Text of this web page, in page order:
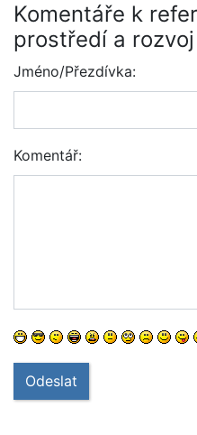
Komentáře k
prostředí a rozvoj
Jméno/Přezdívka:
Komentář:
Odeslat